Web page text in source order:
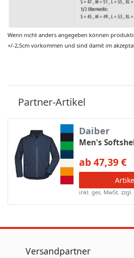
Wenn nicht anders angegeben können
+/-2,5cm vorkommen und sind damit im
Partner-Artikel
Daiber
Men's
ab 47,39 €
inkl. ges. MwSt. zzgl.
Versandpartner